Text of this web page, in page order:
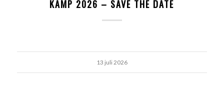
KAMP 2026 – SAVE THE DATE
13 juli 2026